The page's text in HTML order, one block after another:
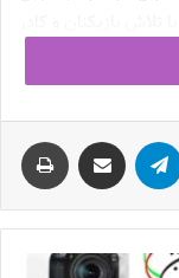
برنامه‌ریزی شده
تمرین می‌کنند تا برای
هم باید با حضور
کنیم.